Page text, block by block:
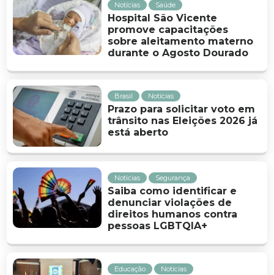
Notícias Saúde
Hospital São Vicente
promove capacitações
sobre aleitamento materno
durante o Agosto Dourado
Brasil Notícias
Prazo para solicitar voto em
trânsito nas Eleições 2026 já
está aberto
Notícias Segurança
Saiba como identificar e
denunciar violações de
direitos humanos contra
pessoas LGBTQIA+
Educação Notícias